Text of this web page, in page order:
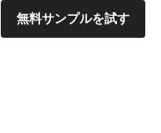
無料サンプルを試す